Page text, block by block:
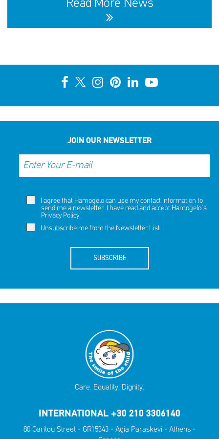
SHARE
REACT
Read More News
JOIN OUR NEWSLETTER
I agree that Hamogelo can use my contact information to
send me a newsletter. I have read and accept Hamogelo's
Privacy Policy.
Unsubscribe me from the Newsletter List.
SUBSCRIBE
Care. Equality. Dignity.
INTERNATIONAL +30 210 3306140
80 Garitou Street - GR15343 - Agia Paraskevi - Athens -